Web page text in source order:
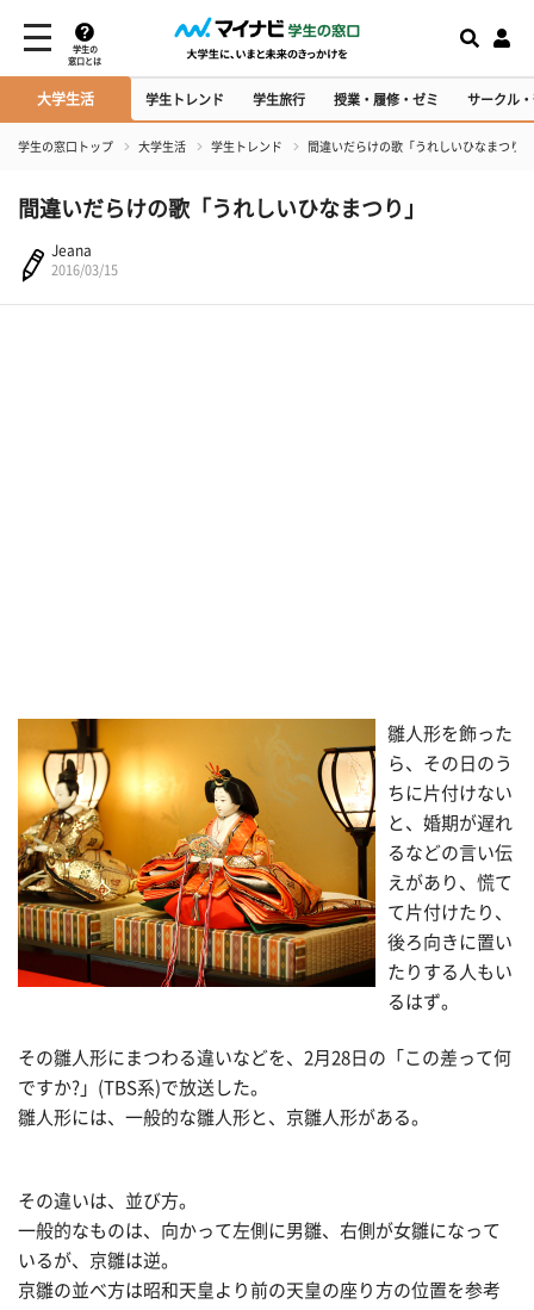
学生の
窓口とは
大学生活 学生トレンド 学生旅行 授業・履修・ゼミ サークル
学生の窓口トップ 大学生活 学生トレンド 間違いだらけの歌「うれしいひなまつり」
間違いだらけの歌「うれしいひなまつり」
Jeana
2016/03/15
雛人形を飾った
ら、その日のう
ちに片付けない
と、婚期が遅れ
るなどの言い伝
えがあり、慌て
て片付けたり、
後ろ向きに置い
たりする人もい
るはず。
その雛人形にまつわる違いなどを、2月28日の「この差って何
ですか?」(TBS系)で放送した。
雛人形には、一般的な雛人形と、京雛人形がある。
その違いは、並び方。
一般的なものは、向かって左側に男雛、右側が女雛になって
いるが、京雛は逆。
京雛の並べ方は昭和天皇より前の天皇の座り方の位置を参考